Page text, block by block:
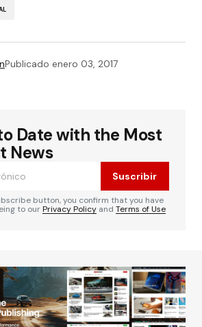
Publicado enero 03, 2017
Date with the Most
News
Suscribir
button, you confirm that you have
to ourPrivacy Policy and Terms of Use